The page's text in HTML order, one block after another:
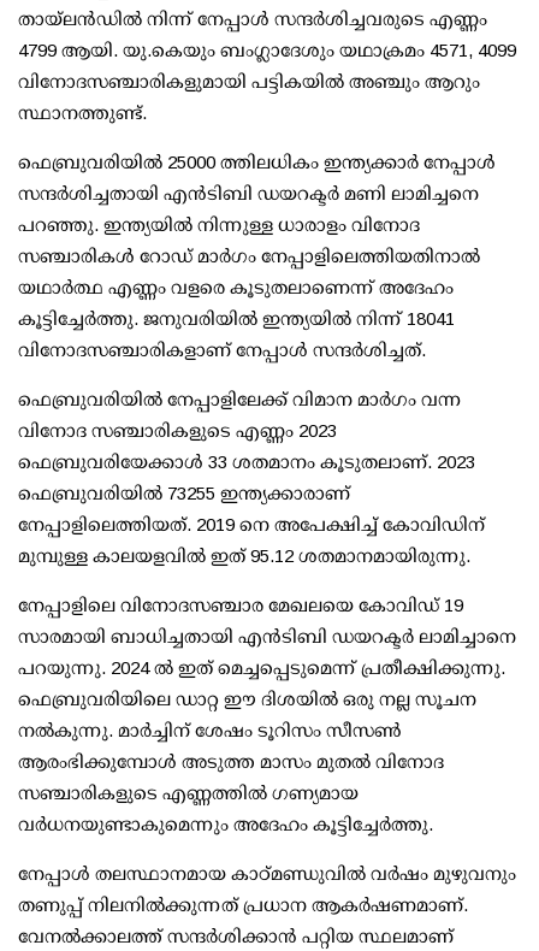
തായ്ലന്‍ഡില്‍ നിന്ന് നേപ്പാള്‍ സന്ദര്‍ശിച്ചവരുടെ എണ്ണം
4799 ആയി. യു.കെയും ബംഗ്ലാദേശും യഥാക്രമം 4571, 4099
വിനോദസഞ്ചാരികളുമായി പട്ടികയില്‍ അഞ്ചും ആറും
സ്ഥാനത്തുണ്ട്.
ഫെബ്രുവരിയില്‍ 25000 ത്തിലധികം ഇന്ത്യക്കാര്‍ നേപ്പാള്‍
സന്ദര്‍ശിച്ചതായി എന്‍ടിബി ഡയറക്ടര്‍ മണി ലാമിച്ചനെ
പറഞ്ഞു. ഇന്ത്യയില്‍ നിന്നുള്ള ധാരാളം വിനോദ
സഞ്ചാരികള്‍ റോഡ് മാര്‍ഗം നേപ്പാളിലെത്തിയതിനാല്‍
യഥാര്‍ത്ഥ എണ്ണം വളരെ കൂടുതലാണെന്ന് അദേഹം
കൂട്ടിച്ചേര്‍ത്തു. ജനുവരിയില്‍ ഇന്ത്യയില്‍ നിന്ന് 18041
വിനോദസഞ്ചാരികളാണ് നേപ്പാള്‍ സന്ദര്‍ശിച്ചത്.
ഫെബ്രുവരിയില്‍ നേപ്പാളിലേക്ക് വിമാന മാര്‍ഗം വന്ന
വിനോദ സഞ്ചാരികളുടെ എണ്ണം 2023
ഫെബ്രുവരിയേക്കാള്‍ 33 ശതമാനം കൂടുതലാണ്. 2023
ഫെബ്രുവരിയില്‍ 73255 ഇന്ത്യക്കാരാണ്
നേപ്പാളിലെത്തിയത്. 2019 നെ അപേക്ഷിച്ച് കോവിഡിന്
മുമ്പുള്ള കാലയളവില്‍ ഇത് 95.12 ശതമാനമായിരുന്നു.
നേപ്പാളിലെ വിനോദസഞ്ചാര മേഖലയെ കോവിഡ് 19
സാരമായി ബാധിച്ചതായി എന്‍ടിബി ഡയറക്ടര്‍ ലാമിച്ചാനെ
പറയുന്നു. 2024 ല്‍ ഇത് മെച്ചപ്പെടുമെന്ന് പ്രതീക്ഷിക്കുന്നു.
ഫെബ്രുവരിയിലെ ഡാറ്റ ഈ ദിശയില്‍ ഒരു നല്ല സൂചന
നല്‍കുന്നു. മാര്‍ച്ചിന് ശേഷം ടൂറിസം സീസണ്‍
ആരംഭിക്കുമ്പോള്‍ അടുത്ത മാസം മുതല്‍ വിനോദ
സഞ്ചാരികളുടെ എണ്ണത്തില്‍ ഗണ്യമായ
വര്‍ധനയുണ്ടാകുമെന്നും അദേഹം കൂട്ടിച്ചേര്‍ത്തു.
നേപ്പാള്‍ തലസ്ഥാനമായ കാഠ്മണ്ഡുവില്‍ വര്‍ഷം മുഴുവനും
തണുപ്പ് നിലനില്‍ക്കുന്നത് പ്രധാന ആകര്‍ഷണമാണ്.
വേനല്‍ക്കാലത്ത് സന്ദര്‍ശിക്കാന്‍ പറ്റിയ സ്ഥലമാണ്